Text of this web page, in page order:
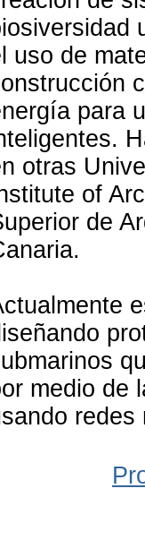
uso de
para
otras
of
de
medio de
redes